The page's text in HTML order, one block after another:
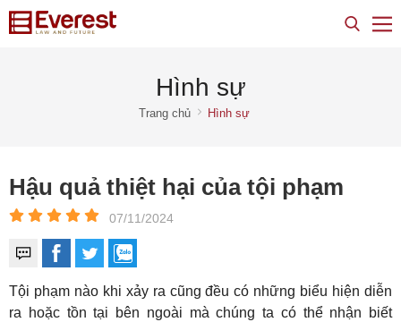
Hình sự
Trang chủ Hình sự
Hậu quả thiệt hại của tội phạm
07/11/2024
Tội phạm nào khi xảy ra cũng đều có những biểu hiện diễn
ra hoặc tồn tại bên ngoài mà chúng ta có thể nhận biết